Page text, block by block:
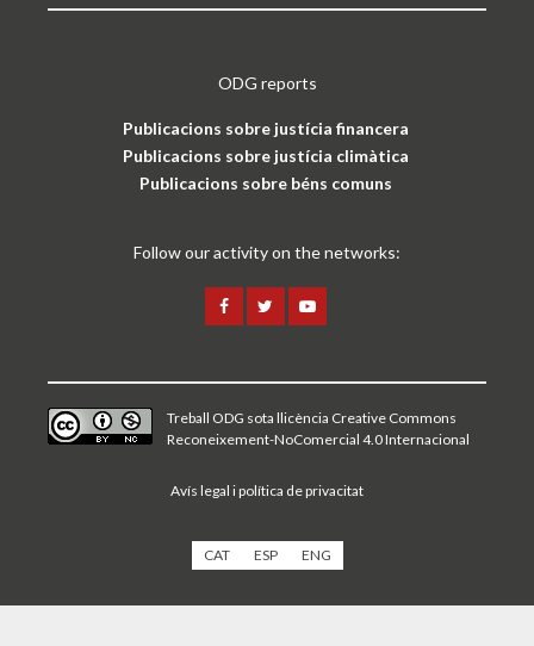
ODG reports
Publicacions sobre justícia financera
Publicacions sobre justícia climàtica
Publicacions sobre béns comuns
Follow our activity on the networks:
Treball ODG sota llicència Creative Commons
Reconeixement-NoComercial 4.0 Internacional
Avís legal i política de privacitat
CAT ESP ENG